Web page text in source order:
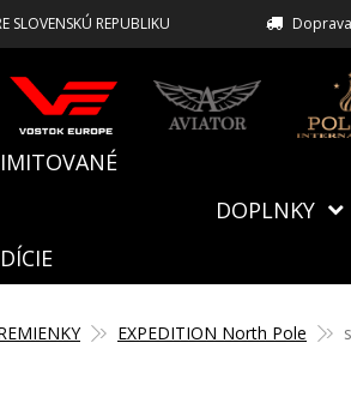
SLOVENSKÚ REPUBLIKU
DOPLNKY
EXPEDITION North Pole